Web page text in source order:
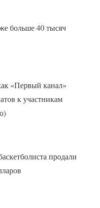
больше 40 тысяч
«Первый канал»
к участникам
продали